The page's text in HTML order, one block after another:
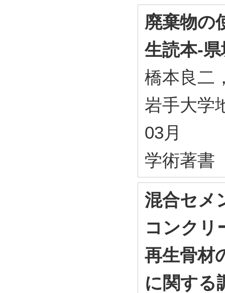
廃棄物の
生読本-
橋本良二
岩手大学
03月
学術著書
混合セメ
コンクリ
再生骨材
に関する